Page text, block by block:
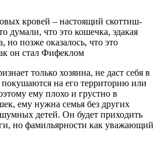
кровей – настоящий скоттиш-
думали, что это кошечка, эдакая
но позже оказалось, что это
он стал Фифеклом
только хозяина, не даст себя в
на его территорию или
ему плохо и грустно в
ему нужна семья без других
детей. Он будет приходить
но фамильярности как уважающий